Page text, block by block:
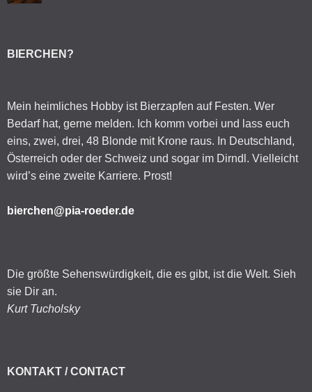
BIERCHEN?
Mein heimliches Hobby ist Bierzapfen auf Festen. Wer
Bedarf hat, gerne melden. Ich komm vorbei und lass euch
eins, zwei, drei, 48 Blonde mit Krone raus. In Deutschland,
Österreich oder der Schweiz und sogar im Dirndl. Vielleicht
wird’s eine zweite Karriere. Prost!
bierchen@pia-roeder.de
Die größte Sehenswürdigkeit, die es gibt, ist die Welt. Sieh
sie Dir an.
Kurt Tucholsky
KONTAKT / CONTACT